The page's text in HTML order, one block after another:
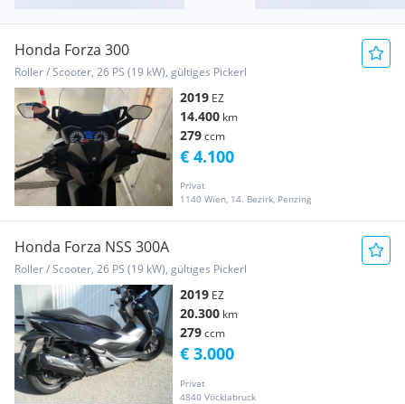
Honda Forza 300
Roller / Scooter, 26 PS (19 kW), gültiges Pickerl
2019 EZ
14.400 km
279ccm
Privat
1140 Wien, 14. Bezirk, Penzing
€ 4.100
Honda Forza NSS 300A
Roller / Scooter, 26 PS (19 kW), gültiges Pickerl
2019 EZ
20.300 km
279ccm
Privat
4840 Vöcklabruck
€ 3.000